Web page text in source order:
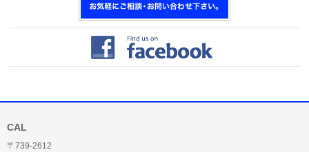
CAL
〒739-2612